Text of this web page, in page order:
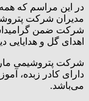
مدیران شرکت
شرکت ضمن
اهدای گل و هدایایی
شرکت پتروشیمی
دارای کادر زبده،
می‌باشد.